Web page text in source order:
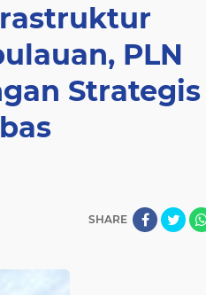
PLN
Strategis
SHARE